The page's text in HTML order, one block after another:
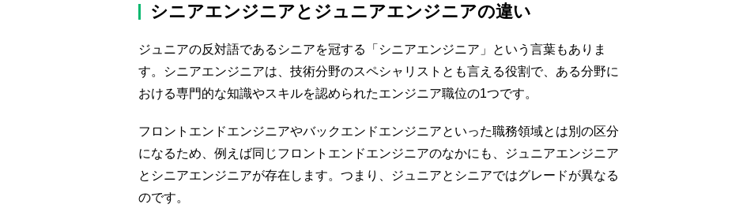
シニアエンジニアとジュニアエンジニアの違い
ジュニアの反対語であるシニアを冠する「シニアエンジニア」という言葉もありま
す。シニアエンジニアは、技術分野のスペシャリストとも言える役割で、ある分野に
おける専門的な知識やスキルを認められたエンジニア職位の1つです。
フロントエンドエンジニアやバックエンドエンジニアといった職務領域とは別の区分
になるため、例えば同じフロントエンドエンジニアのなかにも、ジュニアエンジニア
とシニアエンジニアが存在します。つまり、ジュニアとシニアではグレードが異なる
のです。